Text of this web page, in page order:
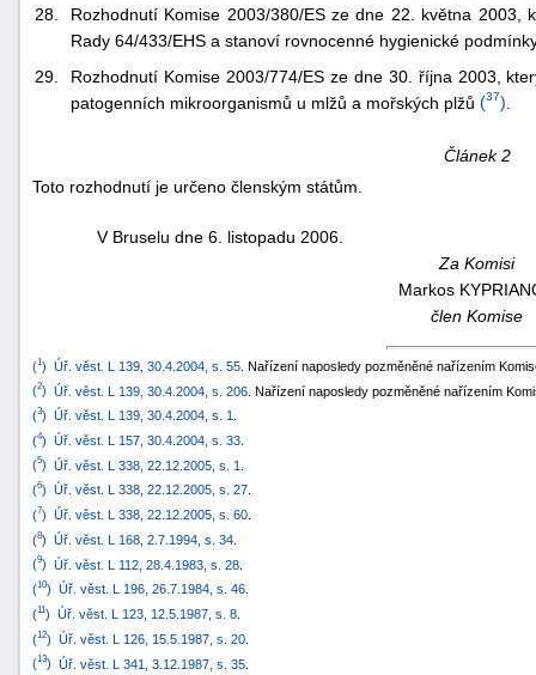
28.
Rozhodnutí Komise 2003/380/ES ze dne 22. května 2003,
Rady 64/433/EHS a stanoví rovnocenné hygienické
29.
Rozhodnutí Komise 2003/774/ES ze dne 30. října 2003,
patogenních mikroorganismů u mlžů a mořských plžů (37)
Článek 2
Toto rozhodnutí je určeno členským státům.
V Bruselu dne 6. listopadu 2006.
Za Komisi
Markos
člen Komise
(1) Úř. věst. L 139, 30.4.2004, s. 55 . Nařízení naposledy pozměněné nařízením
(2) Úř. věst. L 139, 30.4.2004, s. 206 . Nařízení naposledy pozměněné nařízením
(3) Úř. věst. L 139, 30.4.2004, s. 1
(4) Úř. věst. L 157, 30.4.2004, s. 33
(5) Úř. věst. L 338, 22.12.2005, s. 1
(6) Úř. věst. L 338, 22.12.2005, s. 27
(7) Úř. věst. L 338, 22.12.2005, s. 60
(8) Úř. věst. L 168, 2.7.1994, s. 34
(9) Úř. věst. L 112, 28.4.1983, s. 28
(10) Úř. věst. L 196, 26.7.1984, s. 46
(11) Úř. věst. L 123, 12.5.1987, s. 8
(12) Úř. věst. L 126, 15.5.1987, s. 20
(13) Úř. věst. L 341, 3.12.1987, s. 35